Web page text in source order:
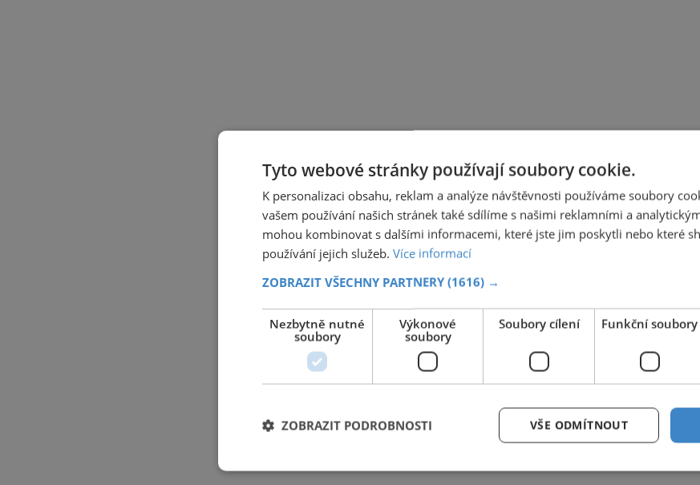
Tyto webové stránky používají soubory cookie.
K personalizaci obsahu, reklam a analýze návštěvnosti používáme soubory
vašem používání našich stránek také sdílíme s našimi reklamními a
mohou kombinovat s dalšími informacemi, které jste jim poskytli nebo které
používání jejich služeb. Více informací
ZOBRAZIT VŠECHNY PARTNERY (1616) →
Nezbytně nutné
soubory
Výkonové
soubory
Soubory cílení Funkční soubory
VŠE ODMÍTNOUT
ZOBRAZIT PODROBNOSTI